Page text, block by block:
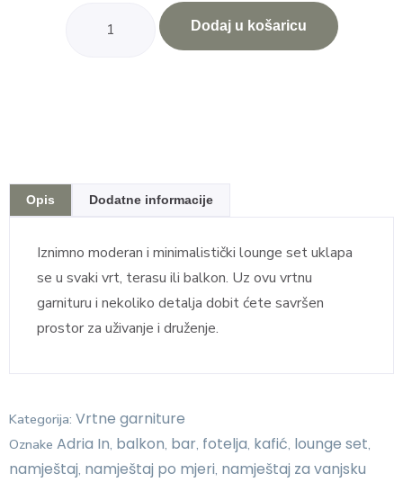
Dodaj u košaricu
Opis Dodatne informacije
Iznimno moderan i minimalistički lounge set uklapa
se u svaki vrt, terasu ili balkon. Uz ovu vrtnu
garnituru i nekoliko detalja dobit ćete savršen
prostor za uživanje i druženje.
Kategorija: Vrtne garniture
Oznake Adria In, balkon, bar, fotelja, kafić, lounge set,
namještaj, namještaj po mjeri, namještaj za vanjsku